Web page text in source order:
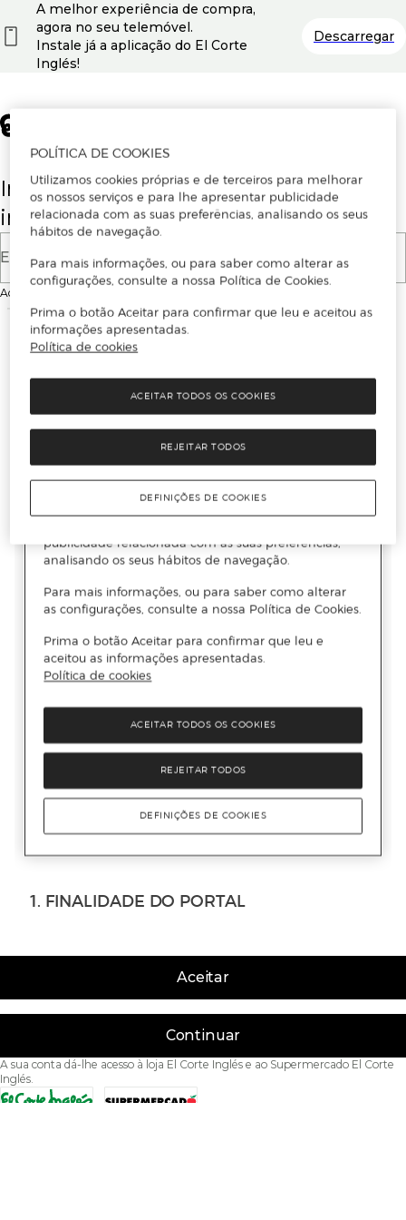
Insira o seu email para se registar ou
iniciar sessão.
E-mail
Ao continuar, aceitas as
Aceitar
Continuar
A sua conta dá-lhe acesso à loja El Corte Inglés e ao Supermercado El Corte
Inglés.
A melhor experiência de compra,
agora no seu telemóvel.
Instale já a aplicação do El Corte
Inglés!
Descarregar
POLÍTICA DE COOKIES
Utilizamos cookies próprias e de terceiros para melhorar
os nossos serviços e para lhe apresentar publicidade
relacionada com as suas preferências, analisando os seus
hábitos de navegação.
Para mais informações, ou para saber como alterar as
configurações, consulte a nossa Política de Cookies.
Prima o botão Aceitar para confirmar que leu e aceitou as
informações apresentadas.
Política de cookies
REJEITAR TODOS
ACEITAR TODOS OS COOKIES
DEFINIÇÕES DE COOKIES